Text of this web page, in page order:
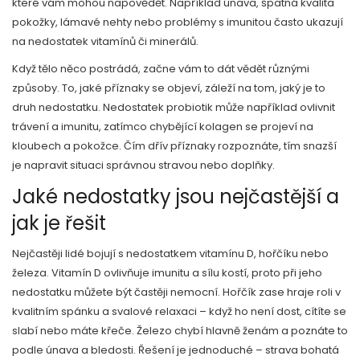
pokožky, lámavé nehty nebo problémy s imunitou často ukazují
na nedostatek vitamínů či minerálů.
Když tělo něco postrádá, začne vám to dát vědět různými
způsoby. To, jaké příznaky se objeví, záleží na tom, jaký je to
druh nedostatku. Nedostatek probiotik může například ovlivnit
trávení a imunitu, zatímco chybějící kolagen se projeví na
kloubech a pokožce. Čím dřív příznaky rozpoznáte, tím snazší
je napravit situaci správnou stravou nebo doplňky.
Jaké nedostatky jsou nejčastější a
jak je řešit
Nejčastěji lidé bojují s nedostatkem vitamínu D, hořčíku nebo
železa. Vitamín D ovlivňuje imunitu a sílu kostí, proto při jeho
nedostatku můžete být častěji nemocní. Hořčík zase hraje roli v
kvalitním spánku a svalové relaxaci – když ho není dost, cítíte se
slabí nebo máte křeče. Železo chybí hlavně ženám a poznáte to
podle únava a bledosti. Řešení je jednoduché – strava bohatá